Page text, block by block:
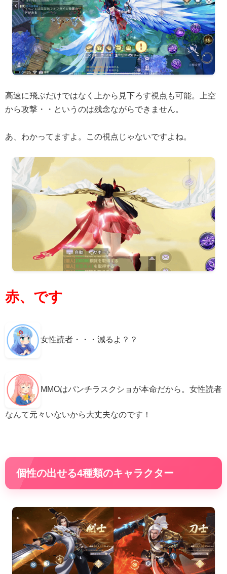
高速に飛ぶだけではなく上から見下ろす視点も可能。上空
から攻撃・・というのは残念ながらできません。
あ、わかってますよ。この視点じゃないですよね。
赤、です
女性読者・・・減るよ？？
MMOはパンチラスクショが本命だから。女性読者
なんて元々いないから大丈夫なのです！
個性の出せる4種類のキャラクター